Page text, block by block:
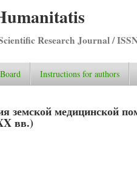
Research Journal /
Instructions for authors
земской медицинской
вв.)